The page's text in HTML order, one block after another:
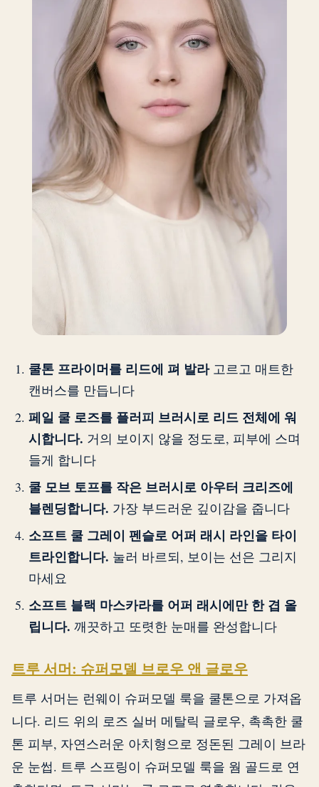
쿨톤 프라이머를 리드에 펴 발라고르고 매트한
캔버스를 만듭니다
페일 쿨 로즈를 플러피 브러시로 리드 전체에 워
시합니다. 거의 보이지 않을 정도로, 피부에 스며
들게 합니다
쿨 모브 토프를 작은 브러시로 아우터 크리즈에
블렌딩합니다. 가장 부드러운 깊이감을 줍니다
소프트 쿨 그레이 펜슬로 어퍼 래시 라인을 타이
트라인합니다. 눌러 바르되, 보이는 선은 그리지
마세요
소프트 블랙 마스카라를 어퍼 래시에만 한 겹 올
립니다. 깨끗하고 또렷한 눈매를 완성합니다
트루 서머: 슈퍼모델 브로우 앤 글로우
트루 서머는 런웨이 슈퍼모델 룩을 쿨톤으로 가져옵
니다. 리드 위의 로즈 실버 메탈릭 글로우, 촉촉한 쿨
톤 피부, 자연스러운 아치형으로 정돈된 그레이 브라
운 눈썹. 트루 스프링이 슈퍼모델 룩을 웜 골드로 연